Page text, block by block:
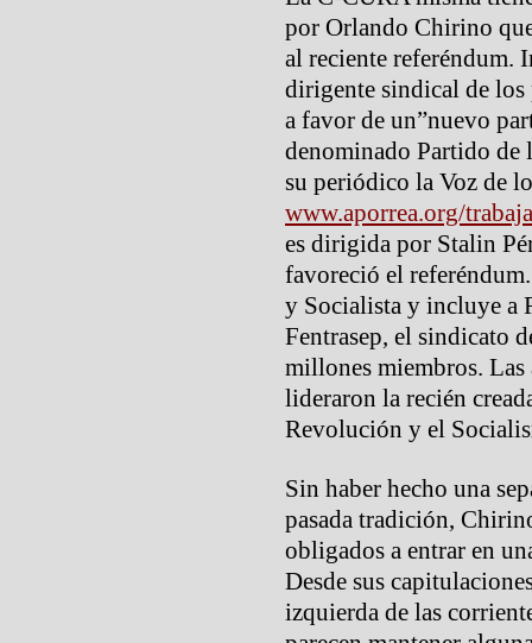
por Orlando Chirino
al reciente referéndum.
dirigente sindical de
a favor de un”nuevo
denominado Partido de
su periódico la Voz de
www.aporrea.org/
es dirigida por Stalin
favoreció el
y Socialista y incluye a
Fentrasep, el sindicato
millones miembros.
lideraron la recién
Revolución y el
Sin haber hecho una
pasada tradición,
obligados a entrar en
Desde sus
izquierda de las